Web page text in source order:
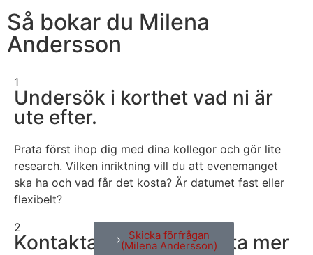
Så bokar du Milena
Andersson
1
Undersök i korthet vad ni är
ute efter.
Prata först ihop dig med dina kollegor och gör lite
research. Vilken inriktning vill du att evenemanget
ska ha och vad får det kosta? Är datumet fast eller
flexibelt?
2
Kontakta oss och berätta mer
Skicka förfrågan
(Milena Andersson)